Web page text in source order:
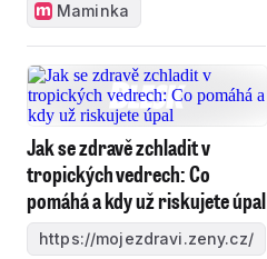
Maminka
Jak se zdravě zchladit v
tropických vedrech: Co
pomáhá a kdy už riskujete úpal
https://mojezdravi.zeny.cz/